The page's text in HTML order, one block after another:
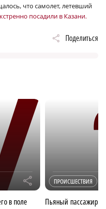
что самолет, летевший
посадили в Казани.
Поделиться
r
в поле
ПРОИСШЕСТВИЯ
Пьяный пассажир